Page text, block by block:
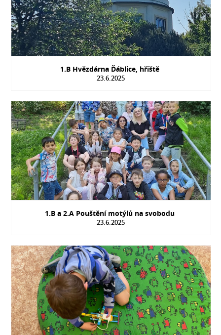
1.B Hvězdárna Ďáblice, hřiště
23.6.2025
1.B a 2.A Pouštění motýlů na svobodu
23.6.2025